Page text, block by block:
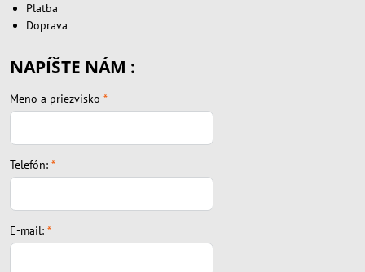
Platba
Doprava
NAPÍŠTE NÁM :
Meno a priezvisko *
Telefón: *
E-mail: *